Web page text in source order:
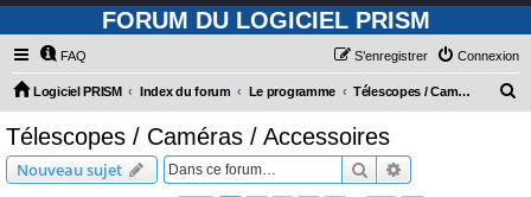
FORUM DU LOGICIEL PRISM
FAQ Connexion
S’enregistrer
Logiciel PRISM Index du forum Le programme Télescopes / Caméras / Accessoires
Télescopes / Caméras / Accessoires
Nouveau sujet Rechercher